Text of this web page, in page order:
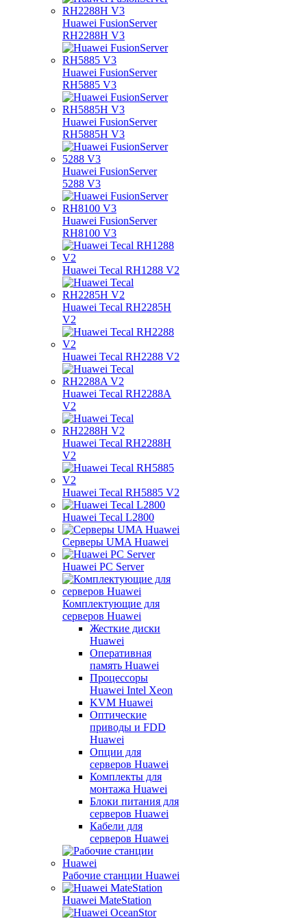
Huawei FusionServer
RH2288H V3
Huawei FusionServer
RH5885 V3
Huawei FusionServer
RH5885H V3
Huawei FusionServer
5288 V3
Huawei FusionServer
RH8100 V3
Huawei Tecal RH1288 V2
Huawei Tecal RH2285H
V2
Huawei Tecal RH2288 V2
Huawei Tecal RH2288A
V2
Huawei Tecal RH2288H
V2
Huawei Tecal RH5885 V2
Huawei Tecal L2800
Серверы UMA Huawei
Huawei PC Server
Комплектующие для
серверов Huawei
Жесткие диски
Huawei
Оперативная
память Huawei
Процессоры
Huawei Intel Xeon
KVM Huawei
Оптические
приводы и FDD
Huawei
Опции для
серверов Huawei
Комплекты для
монтажа Huawei
Блоки питания для
серверов Huawei
Кабели для
серверов Huawei
Рабочие станции Huawei
Huawei MateStation